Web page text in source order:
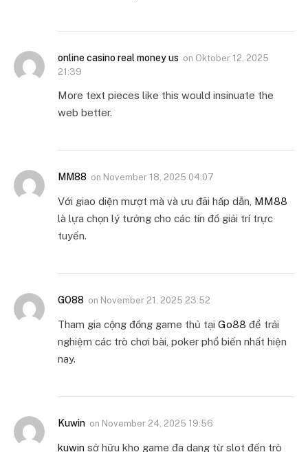
online casino real money us on Oktober 12, 2025
21:39
More text pieces like this would insinuate the
web better.
MM88 on November 18, 2025 04:07
Với giao diện mượt mà và ưu đãi hấp dẫn, MM88
là lựa chọn lý tưởng cho các tín đồ giải trí trực
tuyến.
GO88 on November 21, 2025 23:52
Tham gia cộng đồng game thủ tại Go88 để trải
nghiệm các trò chơi bài, poker phổ biến nhất hiện
nay.
Kuwin on November 24, 2025 19:56
kuwin sở hữu kho game đa dạng từ slot đến trò